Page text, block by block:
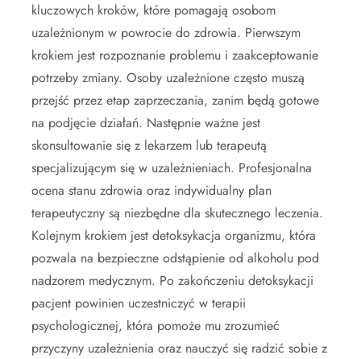
kluczowych kroków, które pomagają osobom
uzależnionym w powrocie do zdrowia. Pierwszym
krokiem jest rozpoznanie problemu i zaakceptowanie
potrzeby zmiany. Osoby uzależnione często muszą
przejść przez etap zaprzeczania, zanim będą gotowe
na podjęcie działań. Następnie ważne jest
skonsultowanie się z lekarzem lub terapeutą
specjalizującym się w uzależnieniach. Profesjonalna
ocena stanu zdrowia oraz indywidualny plan
terapeutyczny są niezbędne dla skutecznego leczenia.
Kolejnym krokiem jest detoksykacja organizmu, która
pozwala na bezpieczne odstąpienie od alkoholu pod
nadzorem medycznym. Po zakończeniu detoksykacji
pacjent powinien uczestniczyć w terapii
psychologicznej, która pomoże mu zrozumieć
przyczyny uzależnienia oraz nauczyć się radzić sobie z